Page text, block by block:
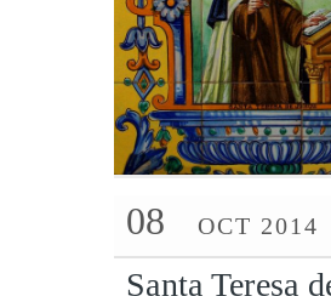
08 OCT 2014
Santa Teresa